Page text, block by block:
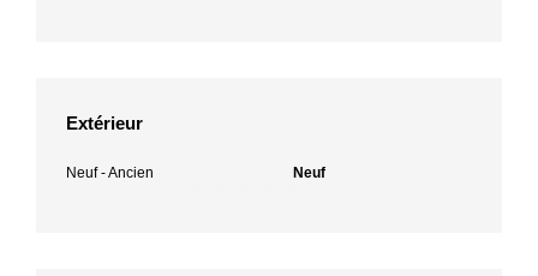
Extérieur
Neuf - Ancien Neuf